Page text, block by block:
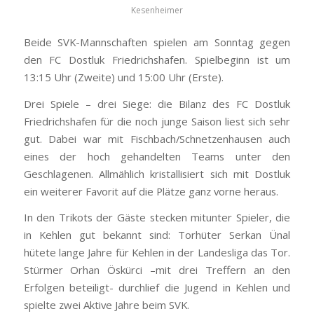
Kesenheimer
Beide SVK-Mannschaften spielen am Sonntag gegen
den FC Dostluk Friedrichshafen. Spielbeginn ist um
13:15 Uhr (Zweite) und 15:00 Uhr (Erste).
Drei Spiele – drei Siege: die Bilanz des FC Dostluk
Friedrichshafen für die noch junge Saison liest sich sehr
gut. Dabei war mit Fischbach/Schnetzenhausen auch
eines der hoch gehandelten Teams unter den
Geschlagenen. Allmählich kristallisiert sich mit Dostluk
ein weiterer Favorit auf die Plätze ganz vorne heraus.
In den Trikots der Gäste stecken mitunter Spieler, die
in Kehlen gut bekannt sind: Torhüter Serkan Ünal
hütete lange Jahre für Kehlen in der Landesliga das Tor.
Stürmer Orhan Öskürci –mit drei Treffern an den
Erfolgen beteiligt- durchlief die Jugend in Kehlen und
spielte zwei Aktive Jahre beim SVK.